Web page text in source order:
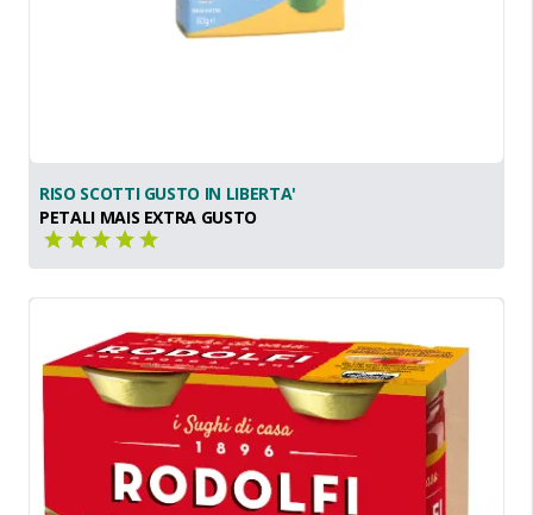
RISO SCOTTI GUSTO IN LIBERTA'
PETALI MAIS EXTRA GUSTO